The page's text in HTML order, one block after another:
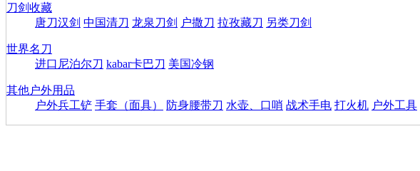
刀剑收藏
唐刀汉剑 中国清刀 龙泉刀剑 户撒刀 拉孜藏刀 另类刀剑
世界名刀
进口尼泊尔刀 kabar卡巴刀 美国冷钢
其他户外用品
户外兵工铲 手套（面具） 防身腰带刀 水壶、口哨 战术手电 打火机 户外工具